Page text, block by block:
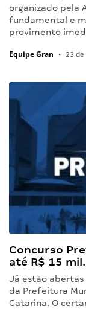
organizado pela
fundamental e
provimento
Equipe Gran • 23 de
Concurso
até R$ 15
Já estão abertas
da Prefeitura
Catarina. O